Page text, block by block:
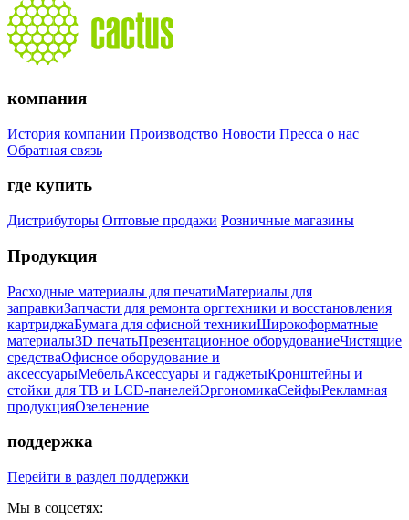
компания
История компании Производство Новости Пресса о нас
Обратная связь
где купить
Дистрибуторы Оптовые продажи Розничные магазины
Продукция
Расходные материалы для печатиМатериалы для
заправкиЗапчасти для ремонта оргтехники и восстановления
картриджаБумага для офисной техникиШирокоформатные
материалы3D печатьПрезентационное оборудованиеЧистящие
средстваОфисное оборудование и
аксессуарыМебельАксессуары и гаджетыКронштейны и
стойки для ТВ и LCD-панелейЭргономикаСейфыРекламная
продукцияОзеленение
поддержка
Перейти в раздел поддержки
Мы в соцсетях: